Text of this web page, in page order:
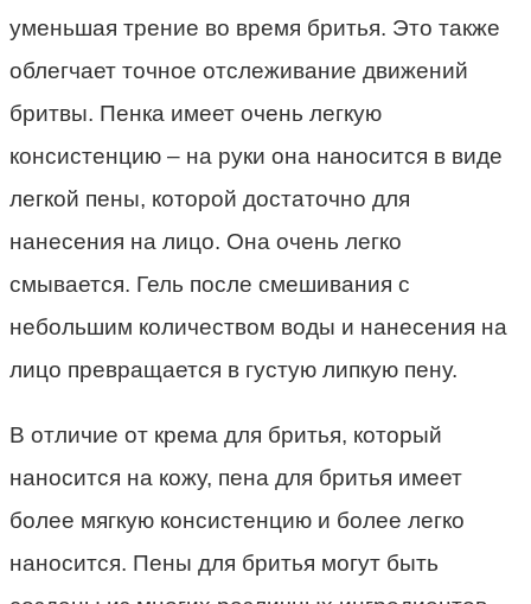
уменьшая трение во время бритья. Это также
облегчает точное отслеживание движений
бритвы. Пенка имеет очень легкую
консистенцию – на руки она наносится в виде
легкой пены, которой достаточно для
нанесения на лицо. Она очень легко
смывается. Гель после смешивания с
небольшим количеством воды и нанесения на
лицо превращается в густую липкую пену.
В отличие от крема для бритья, который
наносится на кожу, пена для бритья имеет
более мягкую консистенцию и более легко
наносится. Пены для бритья могут быть